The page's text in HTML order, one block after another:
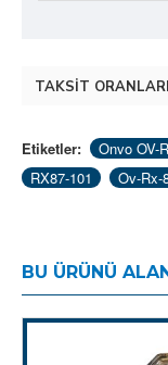
TAKSIT ORANLARI
Etiketler:
Onvo OV-
RX87-101
Ov-Rx-
BU ÜRÜNÜ